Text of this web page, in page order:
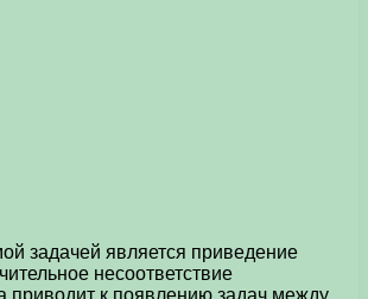
задачей является приведение
несоответствие
приводит к появлению задач между